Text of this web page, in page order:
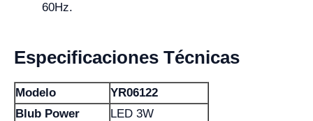
60Hz.
Especificaciones Técnicas
Modelo
YR06122
Blub Power
LED 3W